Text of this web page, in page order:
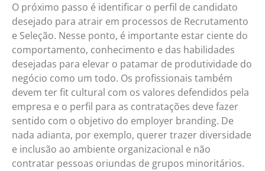
O próximo passo é identificar o perfil de candidato
desejado para atrair em processos de Recrutamento
e Seleção. Nesse ponto, é importante estar ciente do
comportamento, conhecimento e das habilidades
desejadas para elevar o patamar de produtividade do
negócio como um todo. Os profissionais também
devem ter fit cultural com os valores defendidos pela
empresa e o perfil para as contratações deve fazer
sentido com o objetivo do employer branding. De
nada adianta, por exemplo, querer trazer diversidade
e inclusão ao ambiente organizacional e não
contratar pessoas oriundas de grupos minoritários.